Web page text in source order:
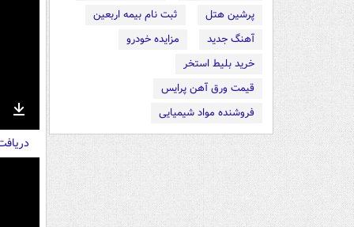
پرشین هتل
ثبت نام بیمه اربعین
آهنگ جدید
مزایده خودرو
خرید بلیط استخر
قیمت ورق آهن پرایس
فروشنده مواد شیمیایی
Download